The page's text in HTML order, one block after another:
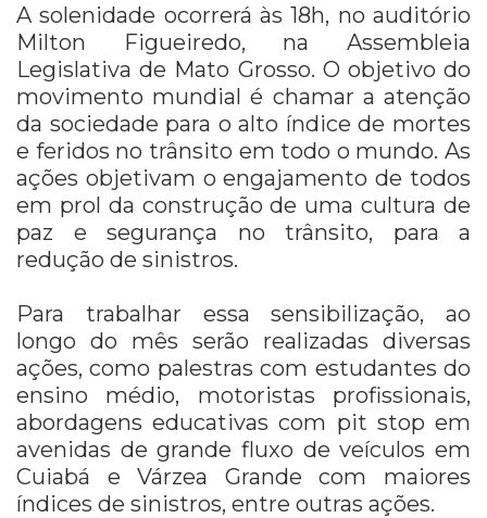
A solenidade ocorrerá às 18h, no auditório
Milton Figueiredo, na Assembleia
Legislativa de Mato Grosso. O objetivo do
movimento mundial é chamar a atenção
da sociedade para o alto índice de mortes
e feridos no trânsito em todo o mundo. As
ações objetivam o engajamento de todos
em prol da construção de uma cultura de
paz e segurança no trânsito, para a
redução de sinistros.
Para trabalhar essa sensibilização, ao
longo do mês serão realizadas diversas
ações, como palestras com estudantes do
ensino médio, motoristas profissionais,
abordagens educativas com pit stop em
avenidas de grande fluxo de veículos em
Cuiabá e Várzea Grande com maiores
índices de sinistros, entre outras ações.